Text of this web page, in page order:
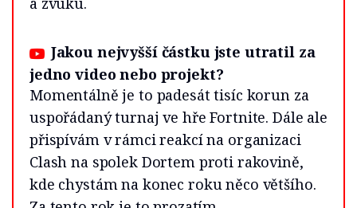
Jakou nejvyšší částku jste utratil za
jedno video nebo projekt?
Momentálně je to padesát tisíc korun za
uspořádaný turnaj ve hře Fortnite. Dále ale
přispívám v rámci reakcí na organizaci
Clash na spolek Dortem proti rakovině,
kde chystám na konec roku něco většího.